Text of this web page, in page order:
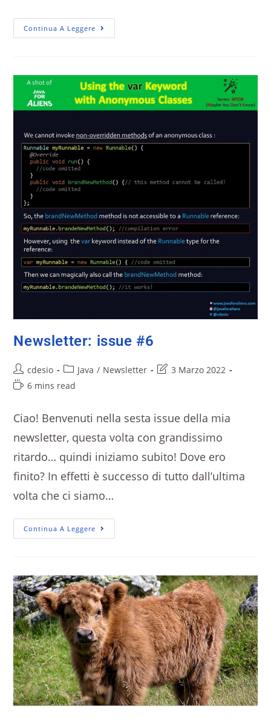
Continua A Leggere
Newsletter: issue #6
cdesio Java / Newsletter
3 Marzo 2022
6 mins read
Ciao! Benvenuti nella sesta issue della mia
newsletter, questa volta con grandissimo
ritardo… quindi iniziamo subito! Dove ero
finito? In effetti è successo di tutto dall’ultima
volta che ci siamo…
Continua A Leggere